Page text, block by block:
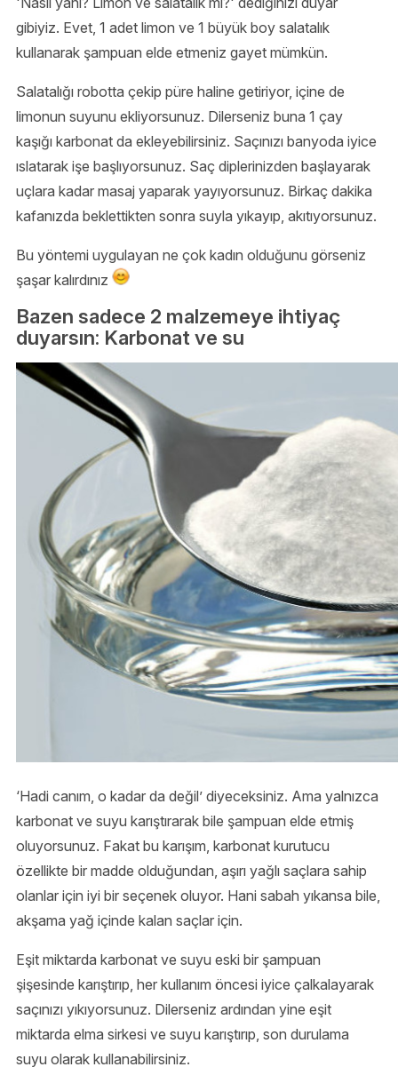
gibiyiz. Evet, 1 adet limon ve 1 büyük boy salatalık
kullanarak şampuan elde etmeniz gayet mümkün.
Salatalığı robotta çekip püre haline getiriyor, içine de
limonun suyunu ekliyorsunuz. Dilerseniz buna 1 çay
kaşığı karbonat da ekleyebilirsiniz. Saçınızı banyoda iyice
ıslatarak işe başlıyorsunuz. Saç diplerinizden başlayarak
uçlara kadar masaj yaparak yayıyorsunuz. Birkaç dakika
kafanızda beklettikten sonra suyla yıkayıp, akıtıyorsunuz.
Bu yöntemi uygulayan ne çok kadın olduğunu görseniz
şaşar kalırdınız
Bazen sadece 2 malzemeye ihtiyaç
duyarsın: Karbonat ve su
‘Hadi canım, o kadar da değil’ diyeceksiniz. Ama yalnızca
karbonat ve suyu karıştırarak bile şampuan elde etmiş
oluyorsunuz. Fakat bu karışım, karbonat kurutucu
özellikte bir madde olduğundan, aşırı yağlı saçlara sahip
olanlar için iyi bir seçenek oluyor. Hani sabah yıkansa bile,
akşama yağ içinde kalan saçlar için.
Eşit miktarda karbonat ve suyu eski bir şampuan
şişesinde karıştırıp, her kullanım öncesi iyice çalkalayarak
saçınızı yıkıyorsunuz. Dilerseniz ardından yine eşit
miktarda elma sirkesi ve suyu karıştırıp, son durulama
suyu olarak kullanabilirsiniz.